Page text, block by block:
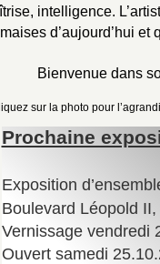
intelligence.
d’aujourd’hui
Bienvenue dans
sur la photo pour
Prochaine
Exposition
Boulevard Léopold
Vernissage vendredi
Ouvert samedi